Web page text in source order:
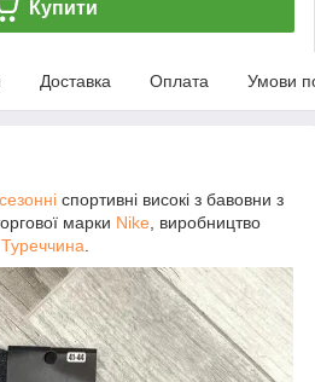
Купити
Доставка Оплата Умови
спортивні високі з бавовни з
марки Nike , виробництво
Туреччина